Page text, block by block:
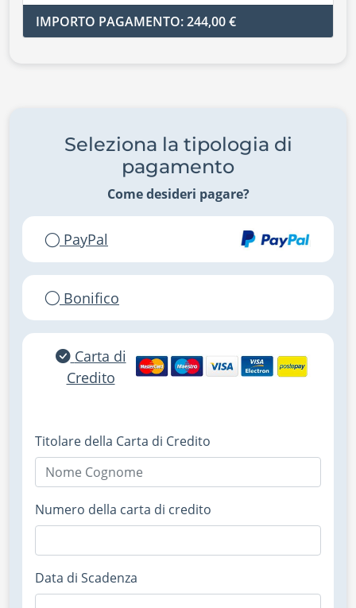
IMPORTO PAGAMENTO: 244,00 €
Seleziona la tipologia di
pagamento
Come desideri pagare?
PayPal
Bonifico
Carta di
Credito
Titolare della Carta di Credito
Numero della carta di credito
Data di Scadenza